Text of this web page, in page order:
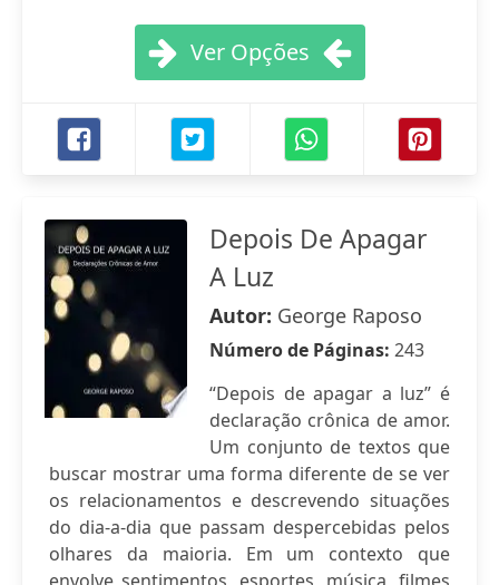
Ver Opções
Depois De Apagar
A Luz
Autor: George Raposo
Número de Páginas: 243
“Depois de apagar a luz” é
declaração crônica de amor.
Um conjunto de textos que
buscar mostrar uma forma diferente de se ver
os relacionamentos e descrevendo situações
do dia-a-dia que passam despercebidas pelos
olhares da maioria. Em um contexto que